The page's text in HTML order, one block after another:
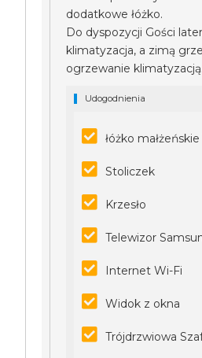
dodatkowe łóżko.
Do dyspozycji Gości
klimatyzacja, a zimą
ogrzewanie klimatyzacją.
Udogodnienia
łóżko
Stoliczek
Krzesło
Telewizor
Internet Wi-Fi
Widok z okna
Trójdrzwiowa